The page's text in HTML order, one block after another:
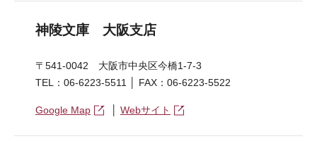
神陵文庫 大阪支店
〒541-0042 大阪市中央区今橋1-7-3
TEL：06-6223-5511 │ FAX：06-6223-5522
Google Map Webサイト